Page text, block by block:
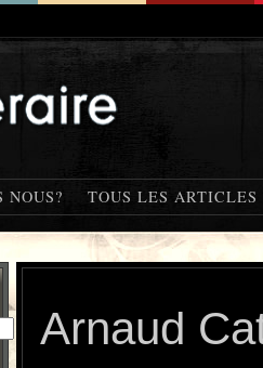
NOUS? TOUS LES ARTICLES
Arnaud